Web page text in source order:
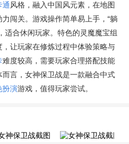
通 风格，融入中国风元素，在地图
闯关。游戏操作简单易上手，“躺
适合休闲玩家。特色的灵魔魔宝组
让玩家在修炼过程中体验策略与
难度较高，需要玩家合理搭配技能
言，女神保卫战是一款融合中式
扮演游戏，值得玩家尝试。